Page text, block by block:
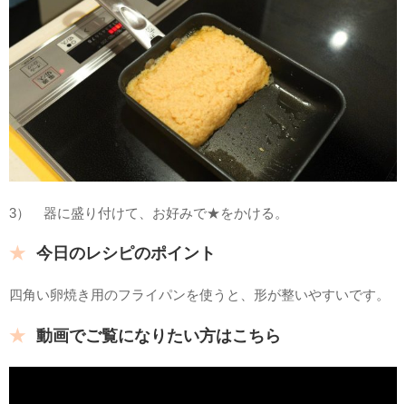
3） 器に盛り付けて、お好みで★をかける。
今日のレシピのポイント
四角い卵焼き用のフライパンを使うと、形が整いやすいです。
動画でご覧になりたい方はこちら